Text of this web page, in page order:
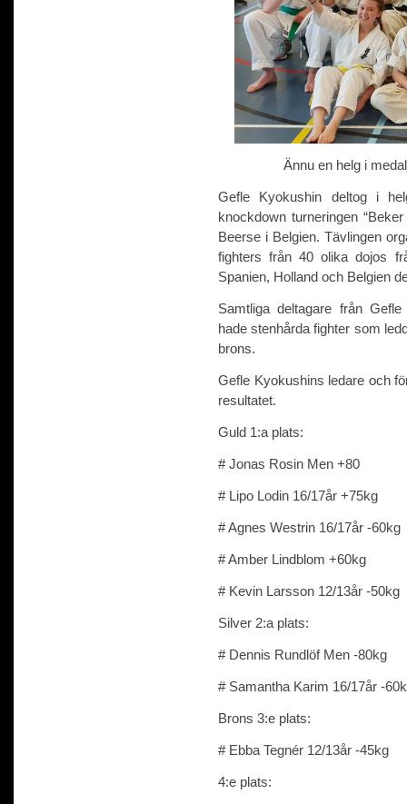
Ännu en helg i
Gefle Kyokushin deltog i
knockdown turneringen
Beerse i Belgien. Tävlingen
fighters från 40 olika dojos
Spanien, Holland och Belgien
Samtliga deltagare från
hade stenhårda fighter som
brons.
Gefle Kyokushins ledare och
resultatet.
Guld 1:a plats:
# Jonas Rosin Men +80
# Lipo Lodin 16/17år +75kg
# Agnes Westrin 16/17år -60kg
# Amber Lindblom +60kg
# Kevin Larsson 12/13år -50kg
Silver 2:a plats:
# Dennis Rundlöf Men -80kg
# Samantha Karim 16/17år -
Brons 3:e plats:
# Ebba Tegnér 12/13år -45kg
4:e plats: